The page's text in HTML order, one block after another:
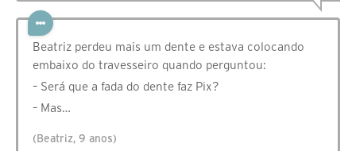
Beatriz perdeu mais um dente e estava colocando
embaixo do travesseiro quando perguntou:
– Será que a fada do dente faz Pix?
– Mas…
(Beatriz, 9 anos)